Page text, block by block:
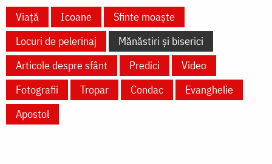
Viață Icoane
Sfinte moaște
Locuri de pelerinaj
Mănăstiri și biserici
Articole despre sfânt
Predici
Video
Fotografii
Tropar Condac
Evanghelie
Apostol